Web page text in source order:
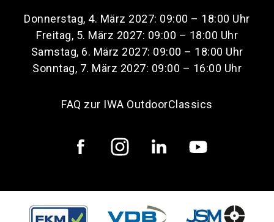
Donnerstag, 4. März 2027: 09:00 – 18:00 Uhr
Freitag, 5. März 2027: 09:00 – 18:00 Uhr
Samstag, 6. März 2027: 09:00 – 18:00 Uhr
Sonntag, 7. März 2027: 09:00 – 16:00 Uhr
FAQ zur IWA OutdoorClassics